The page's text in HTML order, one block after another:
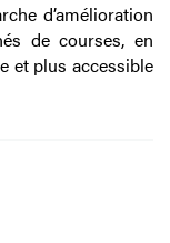
d’amélioration
de courses, en
et plus accessible